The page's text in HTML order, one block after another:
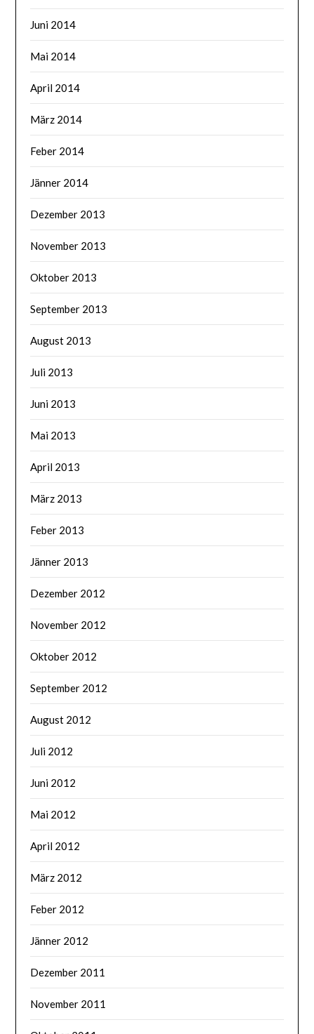
Juni 2014
Mai 2014
April 2014
März 2014
Feber 2014
Jänner 2014
Dezember 2013
November 2013
Oktober 2013
September 2013
August 2013
Juli 2013
Juni 2013
Mai 2013
April 2013
März 2013
Feber 2013
Jänner 2013
Dezember 2012
November 2012
Oktober 2012
September 2012
August 2012
Juli 2012
Juni 2012
Mai 2012
April 2012
März 2012
Feber 2012
Jänner 2012
Dezember 2011
November 2011